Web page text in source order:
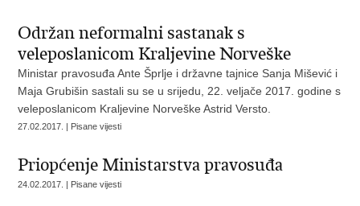
Održan neformalni sastanak s
veleposlanicom Kraljevine Norveške
Ministar pravosuđa Ante Šprlje i državne tajnice Sanja Mišević i
Maja Grubišin sastali su se u srijedu, 22. veljače 2017. godine s
veleposlanicom Kraljevine Norveške Astrid Versto.
27.02.2017. | Pisane vijesti
Priopćenje Ministarstva pravosuđa
24.02.2017. | Pisane vijesti